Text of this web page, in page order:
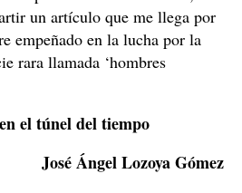
un artículo que me llega por
empeñado en la lucha por la
rara llamada ‘hombres
el túnel del tiempo
José Ángel Lozoya Gómez